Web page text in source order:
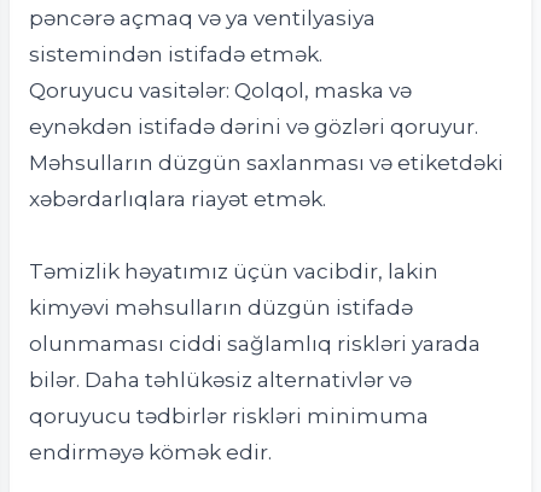
pəncərə açmaq və ya ventilyasiya
sistemindən istifadə etmək.
Qoruyucu vasitələr: Qolqol, maska və
eynəkdən istifadə dərini və gözləri qoruyur.
Məhsulların düzgün saxlanması və etiketdəki
xəbərdarlıqlara riayət etmək.
Təmizlik həyatımız üçün vacibdir, lakin
kimyəvi məhsulların düzgün istifadə
olunmaması ciddi sağlamlıq riskləri yarada
bilər. Daha təhlükəsiz alternativlər və
qoruyucu tədbirlər riskləri minimuma
endirməyə kömək edir.